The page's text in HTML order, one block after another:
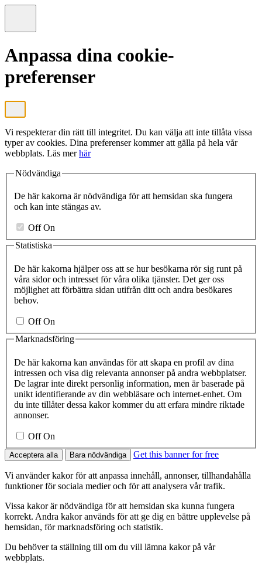
Anpassa dina cookie-
preferenser
Vi respekterar din rätt till integritet. Du kan välja att inte tillåta vissa
typer av cookies. Dina preferenser kommer att gälla på hela vår
webbplats. Läs merhär
Nödvändiga
De här kakorna är nödvändiga för att hemsidan ska fungera
och kan inte stängas av.
Off On
Statistiska
De här kakorna hjälper oss att se hur besökarna rör sig runt på
våra sidor och intresset för våra olika tjänster. Det ger oss
möjlighet att förbättra sidan utifrån ditt och andra besökares
behov.
Off On
Marknadsföring
De här kakorna kan användas för att skapa en profil av dina
intressen och visa dig relevanta annonser på andra webbplatser.
De lagrar inte direkt personlig information, men är baserade på
unikt identifierande av din webbläsare och internet-enhet. Om
du inte tillåter dessa kakor kommer du att erfara mindre riktade
annonser.
Off On
Acceptera alla Bara nödvändiga Get this banner for free
Vi använder kakor för att anpassa innehåll, annonser, tillhandahålla
funktioner för sociala medier och för att analysera vår trafik.
Vissa kakor är nödvändiga för att hemsidan ska kunna fungera
korrekt. Andra kakor används för att ge dig en bättre upplevelse på
hemsidan, för marknadsföring och statistik.
Du behöver ta ställning till om du vill lämna kakor på vår
webbplats.